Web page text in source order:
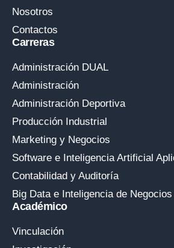
Nosotros
Contactos
Carreras
Administración DUAL
Administración
Administración Deportiva
Producción Industrial
Marketing y Negocios
Software e Inteligencia Artificial
Contabilidad y Auditoría
Big Data e Inteligencia de Negocios
Académico
Vinculación